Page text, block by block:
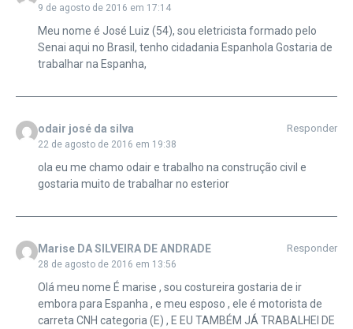
9 de agosto de 2016 em 17:14
Meu nome é José Luiz (54), sou eletricista formado pelo
Senai aqui no Brasil, tenho cidadania Espanhola Gostaria de
trabalhar na Espanha,
odair josé da silva
22 de agosto de 2016 em 19:38
Responder
ola eu me chamo odair e trabalho na construção civil e
gostaria muito de trabalhar no esterior
Marise DA SILVEIRA DE ANDRADE
28 de agosto de 2016 em 13:56
Responder
Olá meu nome É marise , sou costureira gostaria de ir
embora para Espanha , e meu esposo , ele é motorista de
carreta CNH categoria (E) , E EU TAMBÉM JÁ TRABALHEI DE